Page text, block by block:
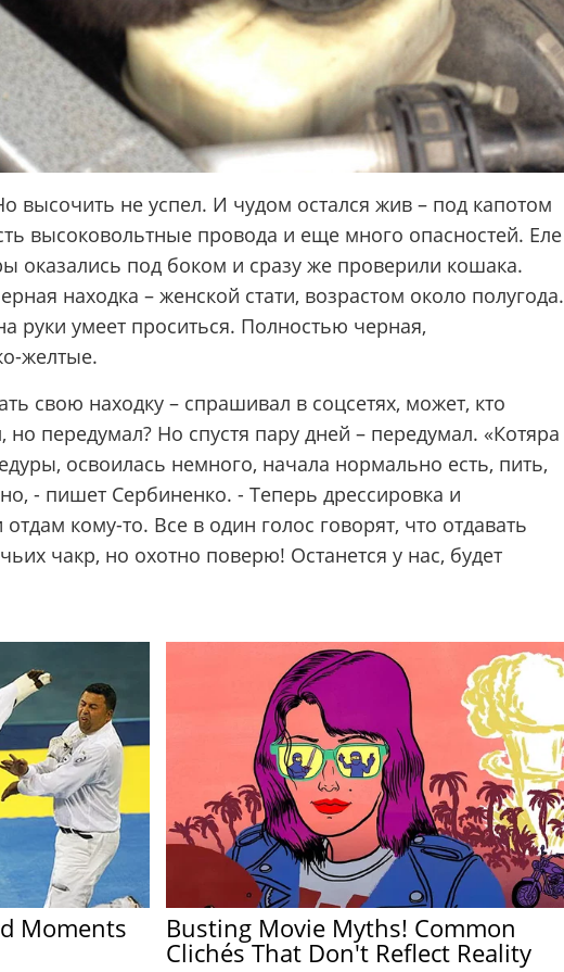
высочить не успел. И чудом остался жив – под капотом
высоковольтные провода и еще много опасностей. Еле
оказались под боком и сразу же проверили кошака.
находка – женской стати, возрастом около полугода.
руки умеет проситься. Полностью черная,
желтые.
свою находку – спрашивал в соцсетях, может, кто
передумал? Но спустя пару дней – передумал. «Котяра
освоилась немного, начала нормально есть, пить,
- пишет Сербиненко. - Теперь дрессировка и
кому-то. Все в один голос говорят, что отдавать
чакр, но охотно поверю! Останется у нас, будет
Moments Busting Movie Myths! Common
Clichés That Don't Reflect Reality